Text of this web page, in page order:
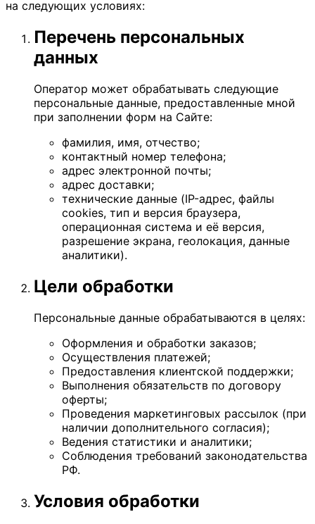
на следующих условиях:
Перечень персональных
данных
Оператор может обрабатывать следующие
персональные данные, предоставленные мной
при заполнении форм на Сайте:
фамилия, имя, отчество;
контактный номер телефона;
адрес электронной почты;
адрес доставки;
технические данные (IP-адрес, файлы
cookies, тип и версия браузера,
операционная система и её версия,
разрешение экрана, геолокация, данные
аналитики).
Цели обработки
Персональные данные обрабатываются в целях:
Оформления и обработки заказов;
Осуществления платежей;
Предоставления клиентской поддержки;
Выполнения обязательств по договору
оферты;
Проведения маркетинговых рассылок (при
наличии дополнительного согласия);
Ведения статистики и аналитики;
Соблюдения требований законодательства
РФ.
Условия обработки